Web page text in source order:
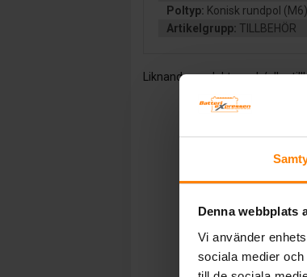
Denna webbplats
Vi använder
sociala medier
Poltyp: Konisk rundpol (M6)
Artikelgrupp: TILLBEHÖR
Liknande produkter och/eller